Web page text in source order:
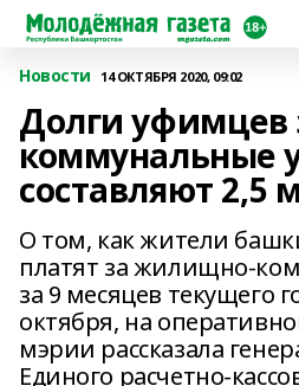
Новости 14 ОКТЯБРЯ 2020, 09:02
Долги уфимцев
коммунальные
составляют 2,5
О том, как жители
платят за жилищно-
за 9 месяцев текущего
октября, на
мэрии рассказала
Единого расчетно-